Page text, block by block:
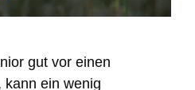
gut vor einen
kann ein wenig